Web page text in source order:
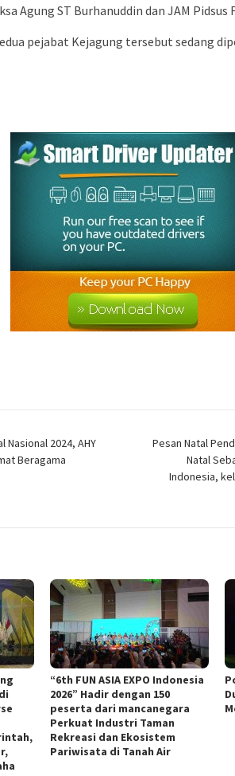
Agung ST Burhanuddin dan JAM Pidsus
pejabat Kejagung tersebut sedang
Nasional 2024, AHY
Beragama
Pesan Natal
Natal
Indonesia,
“6th FUN ASIA EXPO Indonesia
2026” Hadir dengan 150
peserta dari mancanegara
Perkuat Industri Taman
Rekreasi dan Ekosistem
Pariwisata di Tanah Air